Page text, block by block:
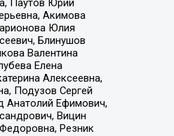
Паутов Юрий
Акимова
Юлия
Блинушов
Валентина
Елена
Алексеевна,
Подузов Сергей
Анатолий Ефимович,
Вицин
Резник